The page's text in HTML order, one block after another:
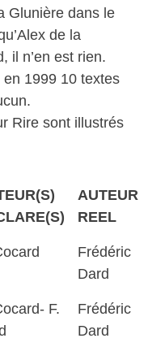
Glunière dans le
de la
il n’en est rien.
1999 10 textes
Rire sont illustrés
AUTEUR
REEL
Frédéric
Dard
F.
Frédéric
Dard